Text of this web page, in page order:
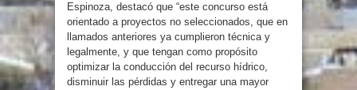
Espinoza, destacó que “este concurso está
orientado a proyectos no seleccionados, que en
llamados anteriores ya cumplieron técnica y
legalmente, y que tengan como propósito
optimizar la conducción del recurso hídrico,
disminuir las pérdidas y entregar una mayor